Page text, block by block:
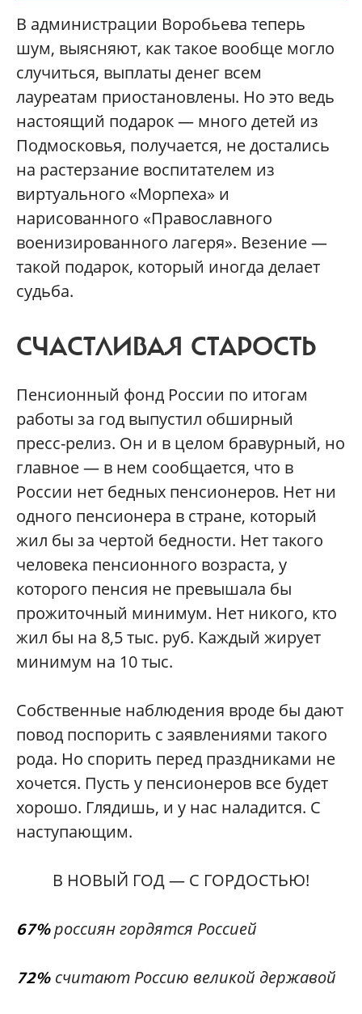
В администрации Воробьева теперь
шум, выясняют, как такое вообще могло
случиться, выплаты денег всем
лауреатам приостановлены. Но это ведь
настоящий подарок — много детей из
Подмосковья, получается, не достались
на растерзание воспитателем из
виртуального «Морпеха» и
нарисованного «Православного
военизированного лагеря». Везение —
такой подарок, который иногда делает
судьба.
СЧАСТЛИВАЯ СТАРОСТЬ
Пенсионный фонд России по итогам
работы за год выпустил обширный
пресс-релиз. Он и в целом бравурный, но
главное — в нем сообщается, что в
России нет бедных пенсионеров. Нет ни
одного пенсионера в стране, который
жил бы за чертой бедности. Нет такого
человека пенсионного возраста, у
которого пенсия не превышала бы
прожиточный минимум. Нет никого, кто
жил бы на 8,5 тыс. руб. Каждый жирует
минимум на 10 тыс.
Собственные наблюдения вроде бы дают
повод поспорить с заявлениями такого
рода. Но спорить перед праздниками не
хочется. Пусть у пенсионеров все будет
хорошо. Глядишь, и у нас наладится. С
наступающим.
В НОВЫЙ ГОД — С ГОРДОСТЬЮ!
67%россиян гордятся Россией
72% считают Россию великой державой